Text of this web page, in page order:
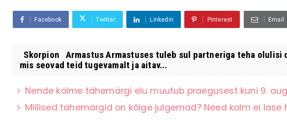
Facebook Twitter Linkedin Pinterest Email
Skorpion Armastus Armastuses tuleb sul partneriga teha olulisi
mis seovad teid tugevamalt ja aitav...
Nende kolme tähemärgi elu muutub praegusest kuni 9.
Millised tähemärgid on kõige julgemad? Need kolm ei